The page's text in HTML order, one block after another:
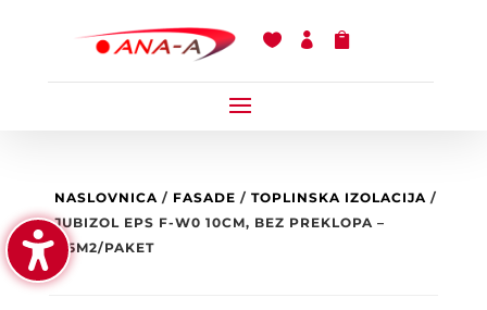
  
NASLOVNICA/ FASADE / TOPLINSKA IZOLACIJA/
JUBIZOL EPS F-W0 10CM, BEZ PREKLOPA –
2,5M2/PAKET